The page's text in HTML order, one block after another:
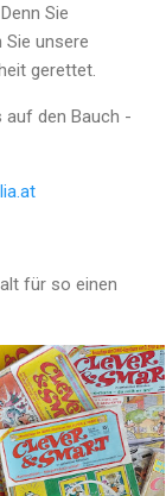
Sie
Sie unsere
gerettet.
den Bauch -
für so einen